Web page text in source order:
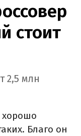
стоит
2,5 млн
хорошо
Благо он